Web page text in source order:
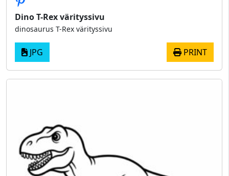
Dino T-Rex värityssivu
dinosaurus T-Rex värityssivu
JPG PRINT